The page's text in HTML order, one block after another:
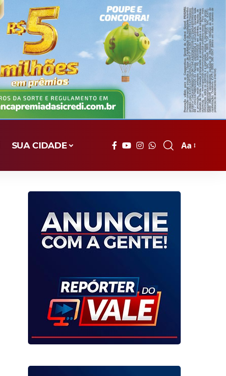
SUA CIDADE
Font
Aa